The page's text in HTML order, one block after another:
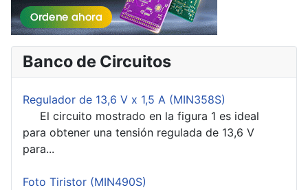
Banco de Circuitos
Regulador de 13,6 V x 1,5 A (MIN358S)
El circuito mostrado en la figura 1 es ideal
para obtener una tensión regulada de 13,6 V
para...
Foto Tiristor (MIN490S)